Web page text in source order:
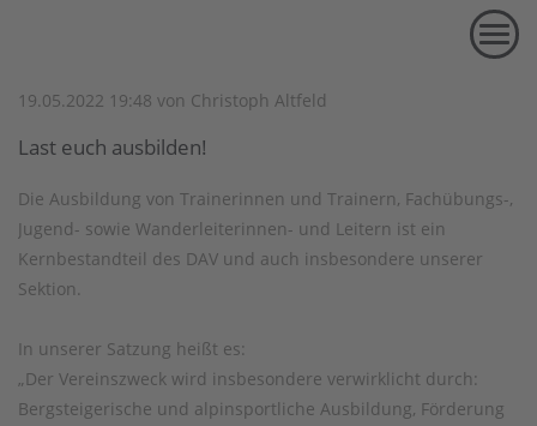
MENU
19.05.2022 19:48 von Christoph Altfeld
Last euch ausbilden!
Die Ausbildung von Trainerinnen und Trainern, Fachübungs-,
Jugend- sowie Wanderleiterinnen- und Leitern ist ein
Kernbestandteil des DAV und auch insbesondere unserer
Sektion.
In unserer Satzung heißt es:
„Der Vereinszweck wird insbesondere verwirklicht durch:
Bergsteigerische und alpinsportliche Ausbildung, Förderung